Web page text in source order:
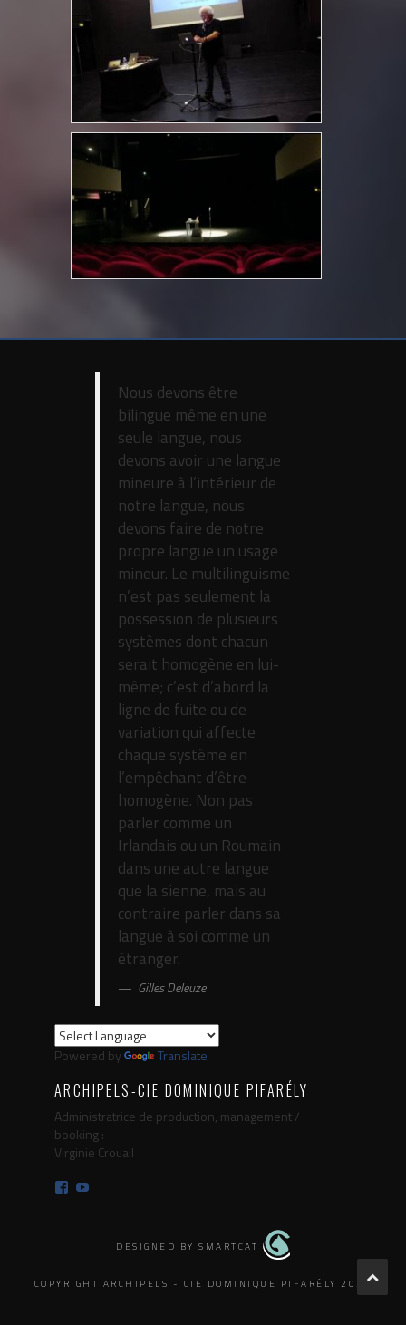
Nous devons être
bilingue même en une
seule langue, nous
devons avoir une langue
mineure à l’intérieur de
notre langue, nous
devons faire de notre
propre langue un usage
mineur. Le multilinguisme
n’est pas seulement la
possession de plusieurs
systèmes dont chacun
serait homogène en lui-
même; c’est d’abord la
ligne de fuite ou de
variation qui affecte
chaque système en
l’empêchant d’être
homogène. Non pas
parler comme un
Irlandais ou un Roumain
dans une autre langue
que la sienne, mais au
contraire parler dans sa
langue à soi comme un
étranger.
Gilles Deleuze
Powered by Translate
ARCHIPELS-CIE DOMINIQUE PIFARÉLY
Administratrice de production, management /
booking :
Virginie Crouail
Facebook
DESIGNED BY SMARTCAT
COPYRIGHT ARCHIPELS - CIE DOMINIQUE PIFARÉLY 2025